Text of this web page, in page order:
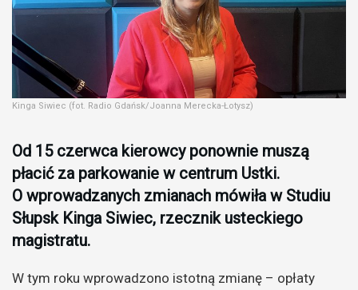
Kinga Siwiec (fot. Radio Gdańsk/Joanna Merecka-Łotysz)
Od 15 czerwca kierowcy ponownie muszą
płacić za parkowanie w centrum Ustki.
O wprowadzanych zmianach mówiła w Studiu
Słupsk Kinga Siwiec, rzecznik usteckiego
magistratu.
W tym roku wprowadzono istotną zmianę – opłaty